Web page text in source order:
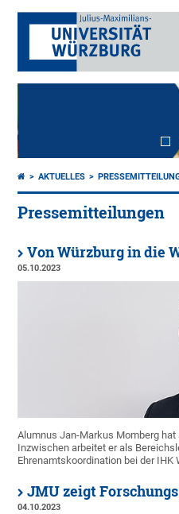
AKTUELLES
Pressemitteilungen
Von Würzburg in die
05.10.2023
Alumnus Jan-Markus Momberg
Inzwischen arbeitet er als
Ehrenamtskoordination bei der IHK
JMU zeigt
04.10.2023